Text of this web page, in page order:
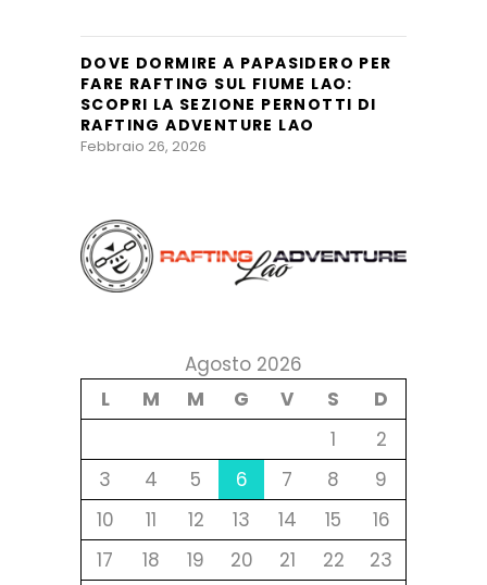
DOVE DORMIRE A PAPASIDERO PER
FARE RAFTING SUL FIUME LAO:
SCOPRI LA SEZIONE PERNOTTI DI
RAFTING ADVENTURE LAO
Febbraio 26, 2026
Agosto 2026
L
M M G V S
D
1
2
3
4 5 6 7 8
9
10
11 12 13 14 15
16
17
18 19 20 21 22
23